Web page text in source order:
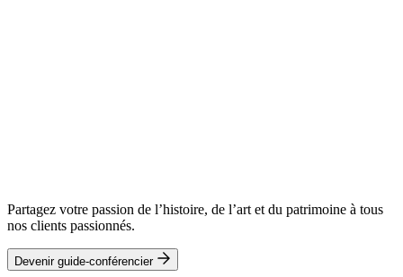
Partagez votre passion de l’histoire, de l’art et du patrimoine à tous
nos clients passionnés.
Devenir guide-conférencier